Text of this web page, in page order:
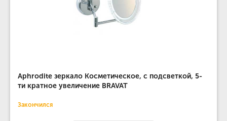
Aphrodite зеркало Косметическое, с подсветкой, 5-
ти кратное увеличение BRAVAT
Закончился